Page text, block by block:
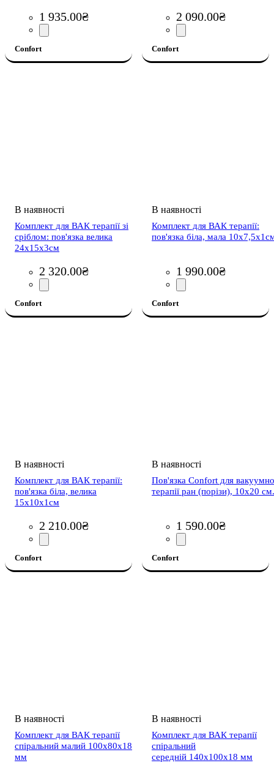
1 935.00₴
Confort
2 090.00₴
Confort
Комплект для ВАК терапії зі
сріблом: пов'язка велика
24х15х3см
2 320.00₴
Confort
Комплект для ВАК терапії:
пов'язка біла, мала
1 990.00₴
Confort
Комплект для ВАК терапії:
пов'язка біла, велика
15х10х1см
2 210.00₴
Confort
Пов'язка Confort для
терапії ран (порізи), 10x20 см.
1 590.00₴
Confort
Комплект для ВАК тepaпiї
спiральний малий 100х80х18
мм
Комплект для ВАК тepaпiї
спiральний
середній 140х100х18 мм